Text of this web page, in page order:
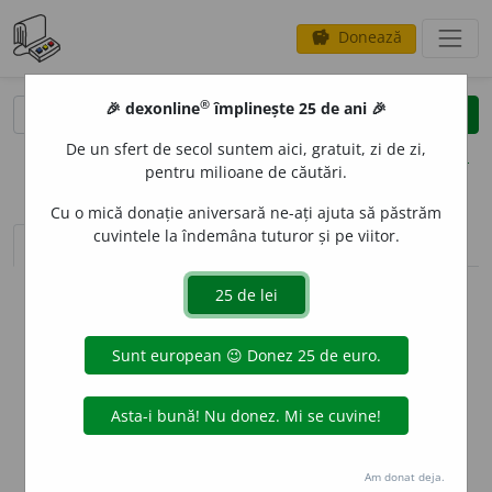
savings Donează
clear
opțiuni
sinteza definițiilor (1) definiții (12) declinări
info
Aceste definiții sunt compilate de
echipa dexonline. Definițiile
originale se află pe filadefiniții.
preferințe
🎉 dexonline® împlinește 25 de ani 🎉
De un sfert de secol suntem aici, gratuit, zi de zi,
pentru milioane de căutări.
Cu o mică donație aniversară ne-ați ajuta să păstrăm
cuvintele la îndemâna tuturor și pe viitor.
Am donat deja.